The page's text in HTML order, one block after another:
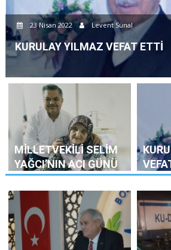
22 Kasım 2021
BÜTÇE 167
MİLLETVEKİLİ SELİM
YAĞCI’NIN ACI GÜNÜ